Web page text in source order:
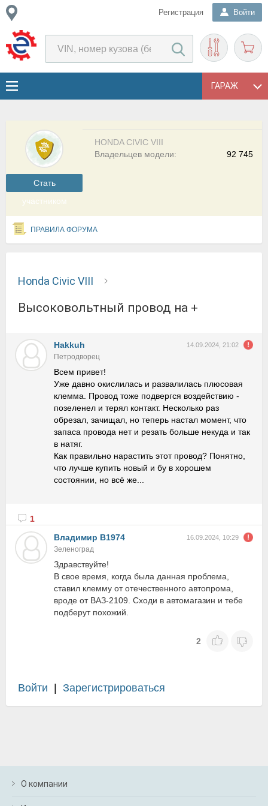
Регистрация Войти
ГАРАЖ
Cтать
участником
HONDA CIVIC VIII
92 745
Владельцев модели:
ПРАВИЛА ФОРУМА
Honda Civic VIII
Высоковольтный провод на +
Hakkuh 14.09.2024, 21:02
Петродворец
Всем привет!
Уже давно окислилась и развалилась плюсовая
клемма. Провод тоже подвергся воздействию -
позеленел и терял контакт. Несколько раз
обрезал, зачищал, но теперь настал момент, что
запаса провода нет и резать больше некуда и так
в натяг.
Как правильно нарастить этот провод? Понятно,
что лучше купить новый и бу в хорошем
состоянии, но всё же...
1
Владимир В1974
16.09.2024, 10:29
Зеленоград
Здравствуйте!
В свое время, когда была данная проблема,
ставил клемму от отечественного автопрома,
вроде от ВАЗ-2109. Сходи в автомагазин и тебе
подберут похожий.
2
Войти Зарегистрироваться
О компании